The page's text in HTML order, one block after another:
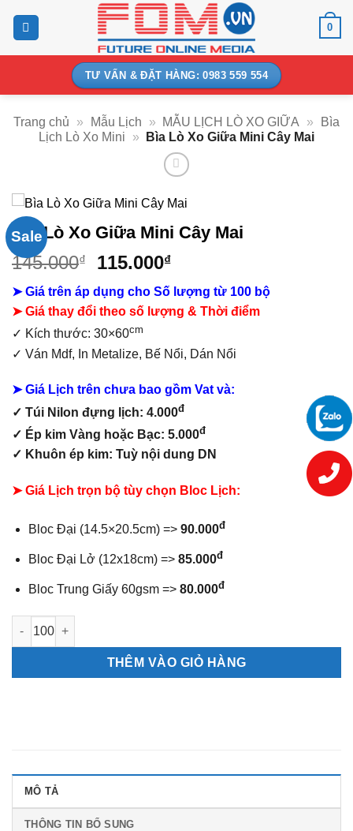
0
TƯ VẤN & ĐẶT HÀNG: 0983 559 554
Trang chủ » Mẫu Lịch » MẪU LỊCH LÒ XO GIỮA »
Bìa
Lịch Lò Xo Mini
» Bìa Lò Xo Giữa Mini Cây Mai
Sale
Bìa Lò Xo Giữa Mini Cây Mai
145.000₫
Giá
là:
145.000₫.
115.000₫Giá
tại
là:
➤ Giá trên áp dụng cho Số lượng từ 100 bộ
➤ Giá thay đổi theo số lượng & Thời điểm
✓ Kích thước: 30×60cm
✓ Ván Mdf, In Metalize, Bế Nổi, Dán Nổi
➤ Giá Lịch trên chưa bao gồm Vat và:
✓ Túi Nilon đựng lịch: 4.000đ
✓ Ép kim Vàng hoặc Bạc: 5.000đ
✓ Khuôn ép kim: Tuỳ nội dung DN
➤ Giá Lịch trọn bộ tùy chọn Bloc Lịch:
Bloc Đại (14.5×20.5cm) => 90.000đ
Bloc Đại Lở (12x18cm) => 85.000đ
Bloc Trung Giấy 60gsm => 80.000đ
Bìa Lò Xo Giữa Mini Cây Mai số lượng
THÊM VÀO GIỎ HÀNG
MÔ TẢ
THÔNG TIN BỔ SUNG